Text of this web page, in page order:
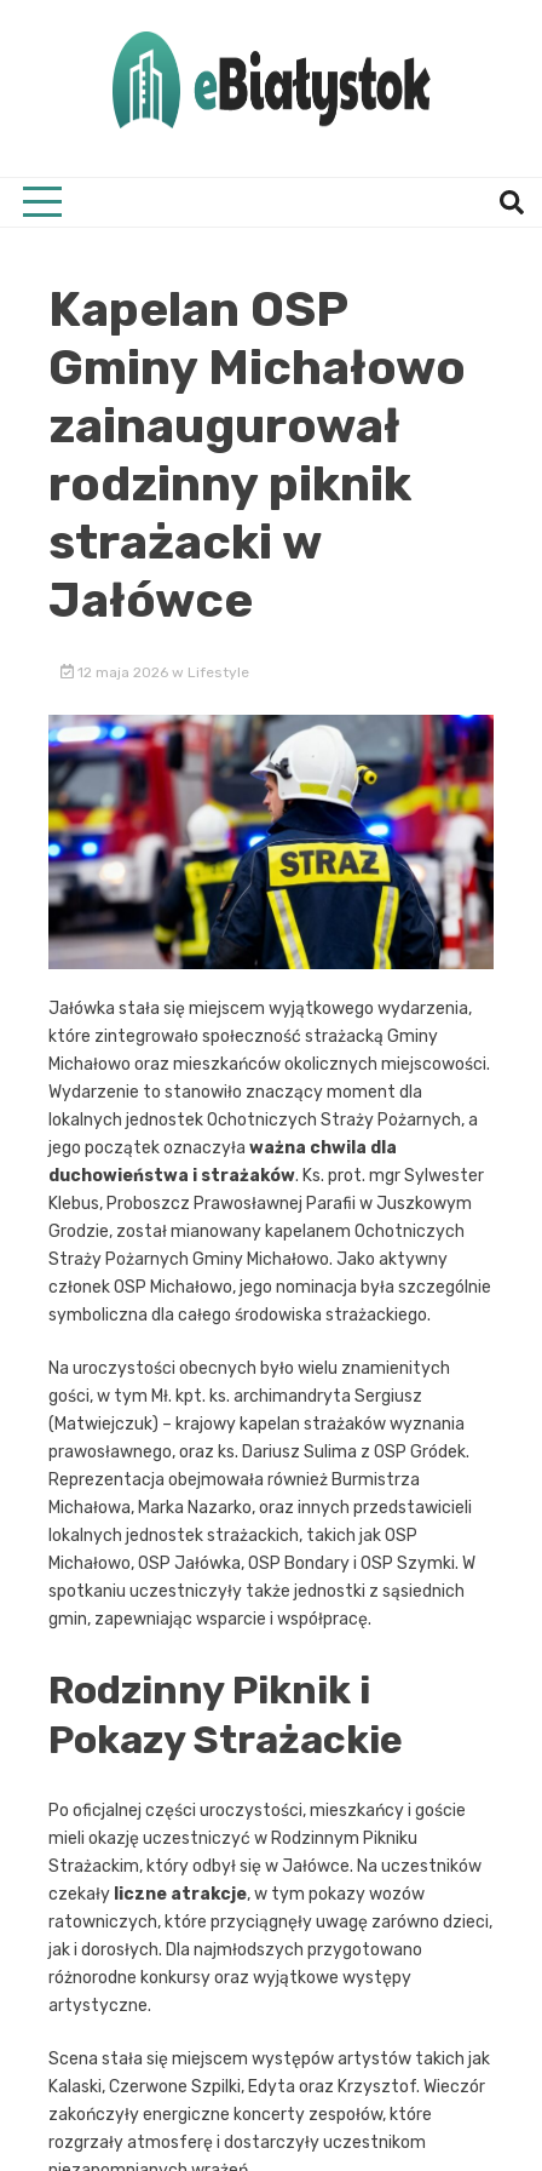
Kapelan OSP
Gminy Michałowo
zainaugurował
rodzinny piknik
strażacki w
Jałówce
12 maja 2026 w Lifestyle
Jałówka stała się miejscem wyjątkowego wydarzenia,
które zintegrowało społeczność strażacką Gminy
Michałowo oraz mieszkańców okolicznych miejscowości.
Wydarzenie to stanowiło znaczący moment dla
lokalnych jednostek Ochotniczych Straży Pożarnych, a
jego początek oznaczyła ważna chwila dla
duchowieństwa i strażaków. Ks. prot. mgr Sylwester
Klebus, Proboszcz Prawosławnej Parafii w Juszkowym
Grodzie, został mianowany kapelanem Ochotniczych
Straży Pożarnych Gminy Michałowo. Jako aktywny
członek OSP Michałowo, jego nominacja była szczególnie
symboliczna dla całego środowiska strażackiego.
Na uroczystości obecnych było wielu znamienitych
gości, w tym Mł. kpt. ks. archimandryta Sergiusz
(Matwiejczuk) – krajowy kapelan strażaków wyznania
prawosławnego, oraz ks. Dariusz Sulima z OSP Gródek.
Reprezentacja obejmowała również Burmistrza
Michałowa, Marka Nazarko, oraz innych przedstawicieli
lokalnych jednostek strażackich, takich jak OSP
Michałowo, OSP Jałówka, OSP Bondary i OSP Szymki. W
spotkaniu uczestniczyły także jednostki z sąsiednich
gmin, zapewniając wsparcie i współpracę.
Rodzinny Piknik i
Pokazy Strażackie
Po oficjalnej części uroczystości, mieszkańcy i goście
mieli okazję uczestniczyć w Rodzinnym Pikniku
Strażackim, który odbył się w Jałówce. Na uczestników
czekały liczne atrakcje, w tym pokazy wozów
ratowniczych, które przyciągnęły uwagę zarówno dzieci,
jak i dorosłych. Dla najmłodszych przygotowano
różnorodne konkursy oraz wyjątkowe występy
artystyczne.
Scena stała się miejscem występów artystów takich jak
Kalaski, Czerwone Szpilki, Edyta oraz Krzysztof. Wieczór
zakończyły energiczne koncerty zespołów, które
rozgrzały atmosferę i dostarczyły uczestnikom